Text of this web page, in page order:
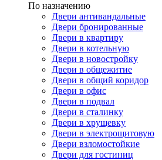
По назначению
Двери антивандальные
Двери бронированные
Двери в квартиру
Двери в котельную
Двери в новостройку
Двери в общежитие
Двери в общий коридор
Двери в офис
Двери в подвал
Двери в сталинку
Двери в хрущевку
Двери в электрощитовую
Двери взломостойкие
Двери для гостиниц